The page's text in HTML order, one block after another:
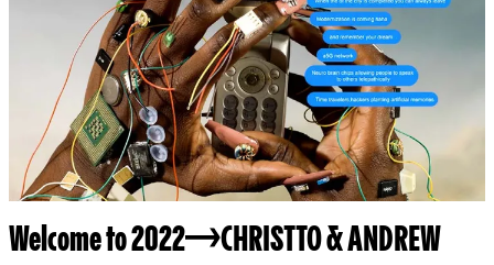
Welcome to 2022 CHRISTTO & ANDREW